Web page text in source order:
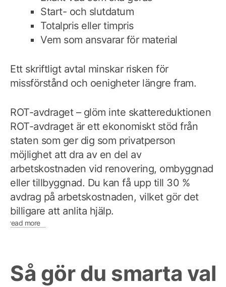
Start- och slutdatum
Totalpris eller timpris
Vem som ansvarar för material
Ett skriftligt avtal minskar risken för
missförstånd och oenigheter längre fram.
ROT-avdraget – glöm inte skattereduktionen
ROT-avdraget är ett ekonomiskt stöd från
staten som ger dig som privatperson
möjlighet att dra av en del av
arbetskostnaden vid renovering, ombyggnad
eller tillbyggnad. Du kan få upp till 30 %
avdrag på arbetskostnaden, vilket gör det
billigare att anlita hjälp.
read more
Så gör du smarta val